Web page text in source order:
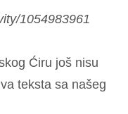
1054983961
Ćiru još nisu
teksta sa našeg